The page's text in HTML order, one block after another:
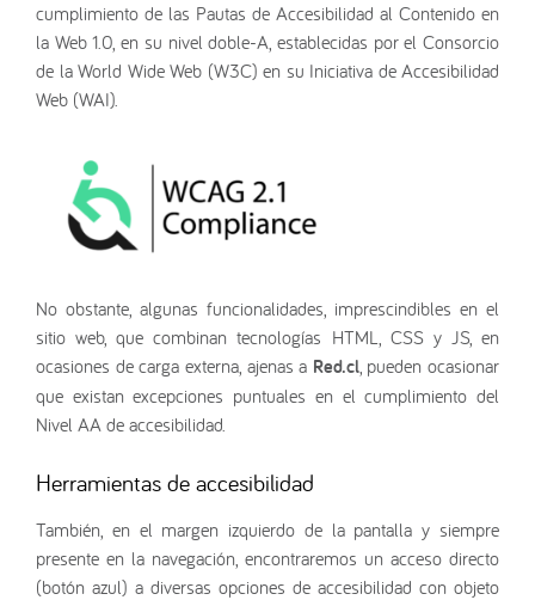
cumplimiento de las Pautas de Accesibilidad al Contenido en
la Web 1.0, en su nivel doble-A, establecidas por el Consorcio
de la World Wide Web (W3C) en su Iniciativa de Accesibilidad
Web (WAI).
No obstante, algunas funcionalidades, imprescindibles en el
sitio web, que combinan tecnologías HTML, CSS y JS, en
ocasiones de carga externa, ajenas a Red.cl, pueden ocasionar
que existan excepciones puntuales en el cumplimiento del
Nivel AA de accesibilidad.
Herramientas de accesibilidad
También, en el margen izquierdo de la pantalla y siempre
presente en la navegación, encontraremos un acceso directo
(botón azul) a diversas opciones de accesibilidad con objeto